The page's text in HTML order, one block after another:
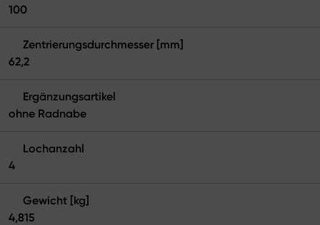
100
Zentrierungsdurchmesser [mm]
62,2
Ergänzungsartikel
ohne Radnabe
Lochanzahl
4
Gewicht [kg]
4,815